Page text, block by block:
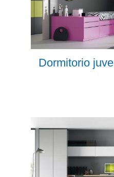
Dormitorio